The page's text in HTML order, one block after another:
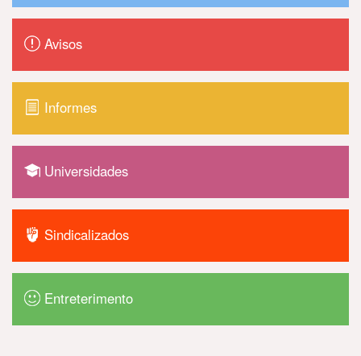
Avisos
Informes
Universidades
Sindicalizados
Entreterimento